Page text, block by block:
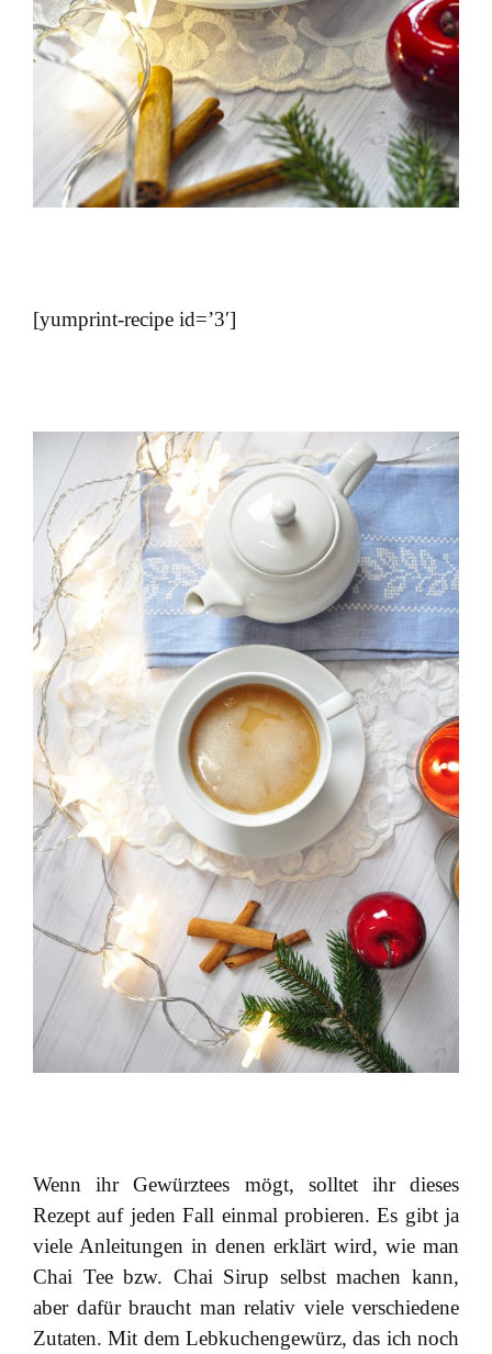
[yumprint-recipe id=’3′]
Wenn ihr Gewürztees mögt, solltet ihr dieses
Rezept auf jeden Fall einmal probieren. Es gibt ja
viele Anleitungen in denen erklärt wird, wie man
Chai Tee bzw. Chai Sirup selbst machen kann,
aber dafür braucht man relativ viele verschiedene
Zutaten. Mit dem Lebkuchengewürz, das ich noch